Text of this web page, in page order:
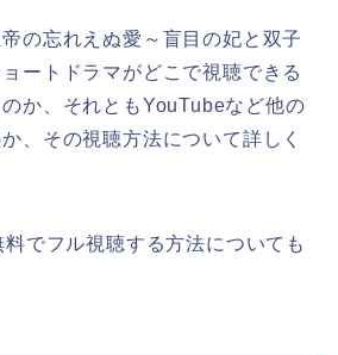
の忘れえぬ愛～盲目の妃と双子
ートドラマがどこで視聴できる
か、それともYouTubeなど他の
、その視聴方法について詳しく
でフル視聴する方法についても